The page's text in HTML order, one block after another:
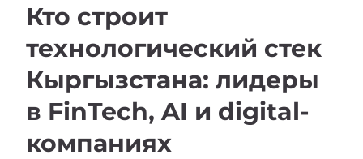
Кто строит
технологический стек
Кыргызстана: лидеры
в FinTech, AI и digital-
компаниях